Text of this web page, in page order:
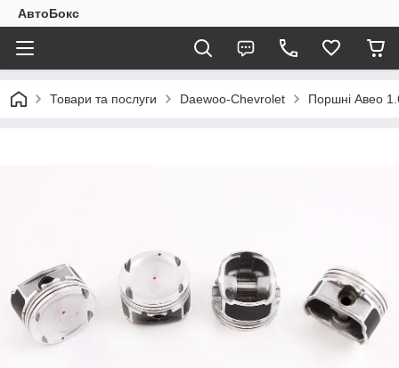
АвтоБокс
Товари та послуги Daewoo-Chevrolet Поршні Авео